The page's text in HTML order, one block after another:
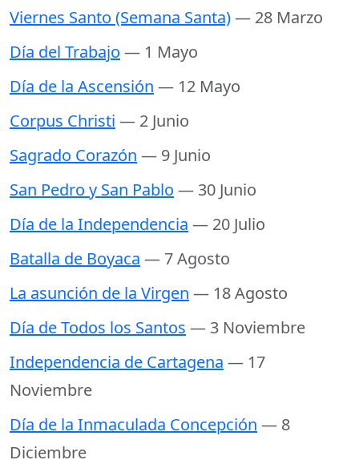
Viernes Santo (Semana Santa)— 28 Marzo
Día del Trabajo — 1 Mayo
Día de la Ascensión — 12 Mayo
Corpus Christi — 2 Junio
Sagrado Corazón — 9 Junio
San Pedro y San Pablo — 30 Junio
Día de la Independencia — 20 Julio
Batalla de Boyaca — 7 Agosto
La asunción de la Virgen — 18 Agosto
Día de Todos los Santos — 3 Noviembre
Independencia de Cartagena — 17
Noviembre
Día de la Inmaculada Concepción — 8
Diciembre